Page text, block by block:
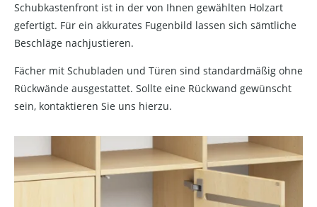
Schubkastenfront ist in der von Ihnen gewählten Holzart
gefertigt. Für ein akkurates Fugenbild lassen sich sämtliche
Beschläge nachjustieren.
Fächer mit Schubladen und Türen sind standardmäßig ohne
Rückwände ausgestattet. Sollte eine Rückwand gewünscht
sein, kontaktieren Sie uns hierzu.